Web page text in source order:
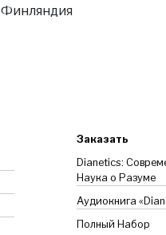
Финляндия
Заказать
Dianetics:
Наука о Разуме
Аудиокнига
Полный Набор